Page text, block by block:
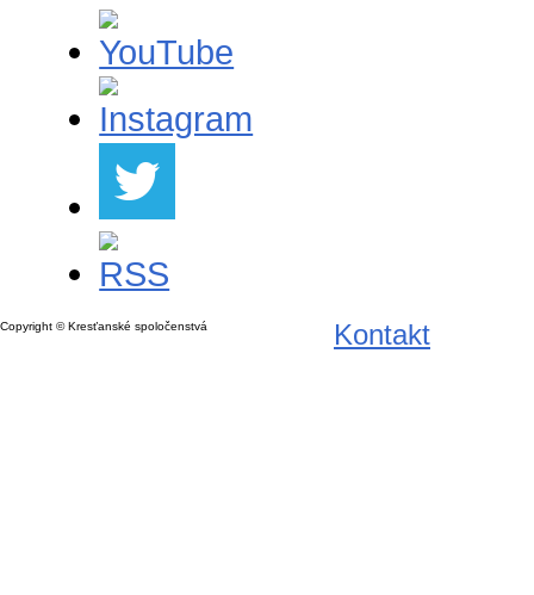
Copyright © Kresťanské spoločenstvá Kontakt